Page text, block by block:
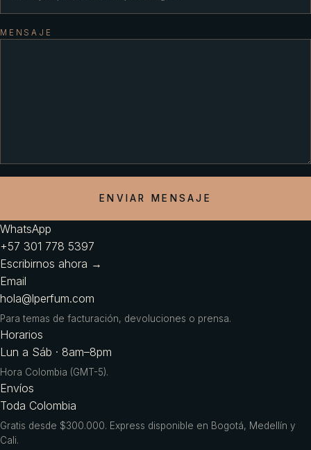
MENSAJE
ENVIAR MENSAJE
WhatsApp
+57 301 778 5397
Escribirnos ahora →
Email
hola@lperfum.com
Para temas de facturación, devoluciones o prensa.
Horarios
Lun a Sáb · 8am–8pm
Hora Colombia (GMT-5).
Envíos
Toda Colombia
Gratis desde $300.000. Express disponible en Bogotá, Medellín y
Cali.